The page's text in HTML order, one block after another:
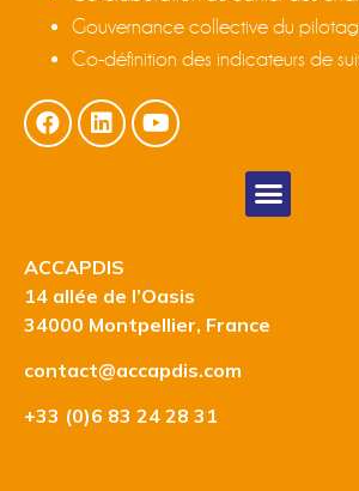
Gouvernance collective du
Co-définition des indicateurs de
ACCAPDIS
14 allée de l’Oasis
34000 Montpellier, France
contact@accapdis.com
+33 (0)6 83 24 28 31